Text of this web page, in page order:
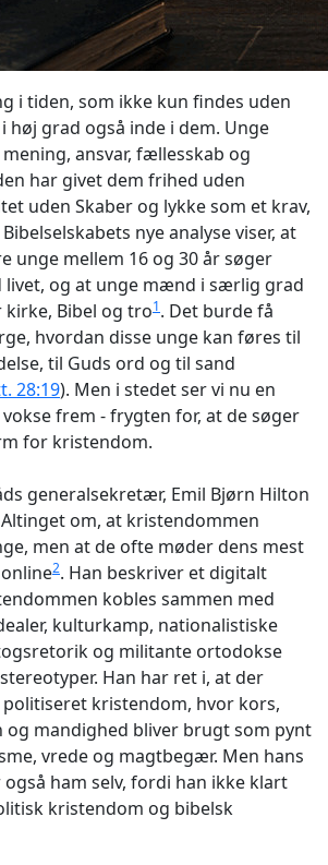
i tiden, som ikke kun findes uden
høj grad også inde i dem. Unge
ansvar, fællesskab og
har givet dem frihed uden
uden Skaber og lykke som et krav,
nye analyse viser, at
unge mellem 16 og 30 år søger
livet, og at unge mænd i særlig grad
Bibel og tro1. Det burde få
hvordan disse unge kan føres til
til Guds ord og til sand
28:19). Men i stedet ser vi nu en
frem - frygten for, at de søger
for kristendom.
generalsekretær, Emil Bjørn Hilton
om, at kristendommen
men at de ofte møder dens mest
2. Han beskriver et digitalt
kobles sammen med
kulturkamp, nationalistiske
og militante ortodokse
Han har ret i, at der
kristendom, hvor kors,
mandighed bliver brugt som pynt
vrede og magtbegær. Men hans
ham selv, fordi han ikke klart
kristendom og bibelsk